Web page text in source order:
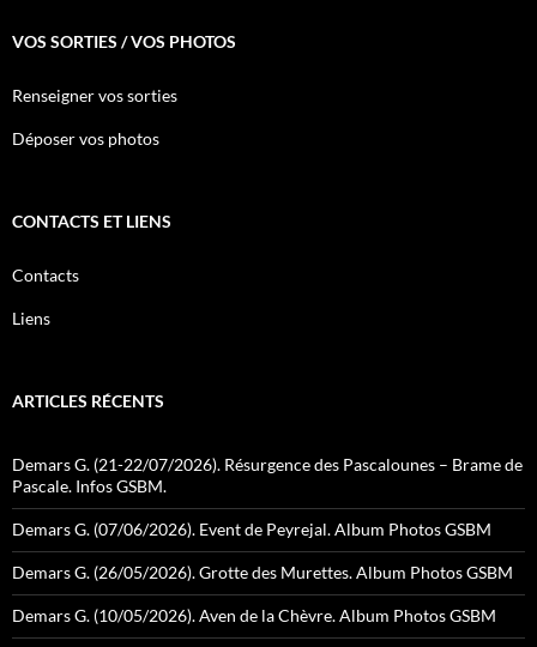
VOS SORTIES / VOS PHOTOS
Renseigner vos sorties
Déposer vos photos
CONTACTS ET LIENS
Contacts
Liens
ARTICLES RÉCENTS
Demars G. (21-22/07/2026). Résurgence des Pascalounes – Brame de
Pascale. Infos GSBM.
Demars G. (07/06/2026). Event de Peyrejal. Album Photos GSBM
Demars G. (26/05/2026). Grotte des Murettes. Album Photos GSBM
Demars G. (10/05/2026). Aven de la Chèvre. Album Photos GSBM